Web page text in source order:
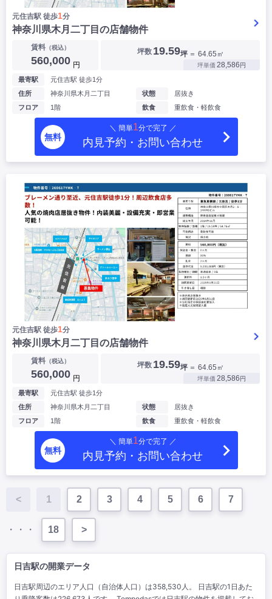
元住吉駅 徒歩1分
神奈川県木月二丁目の店舗物件
賃料（税込）
560,000 円
坪数 19.59坪 ＝ 64.65㎡
坪単価 28,586円
最寄駅
元住吉駅 徒歩1分
住所
神奈川県木月二丁目
フロア
1階
状態
居抜き
飲食
重飲食・軽飲食
無料
＼ 簡単1分で完了 ／
内見予約・お問い合わせ
元住吉駅 徒歩1分
神奈川県木月二丁目の店舗物件
賃料（税込）
560,000 円
坪数 19.59坪 ＝ 64.65㎡
坪単価 28,586円
最寄駅
元住吉駅 徒歩1分
住所
神奈川県木月二丁目
フロア
1階
状態
居抜き
飲食
重飲食・軽飲食
無料
＼ 簡単1分で完了 ／
内見予約・お問い合わせ
< 1 2 3 4 5 6 7
・・・ 18 >
日吉駅の開業データ
日吉駅周辺のエリア人口（自治体人口）は358,530人。 日吉駅の1日あた